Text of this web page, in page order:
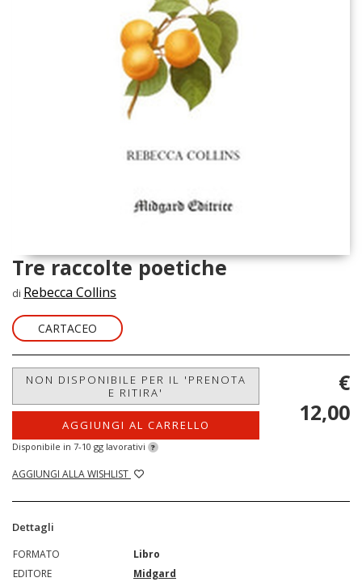
Tre raccolte poetiche
di Rebecca Collins
CARTACEO
NON DISPONIBILE PER IL 'PRENOTA
E RITIRA'
AGGIUNGI AL CARRELLO
Disponibile in 7-10 gg lavorativi ?
AGGIUNGI ALLA WISHLIST
€
12,00
Dettagli
FORMATO
Libro
EDITORE
Midgard